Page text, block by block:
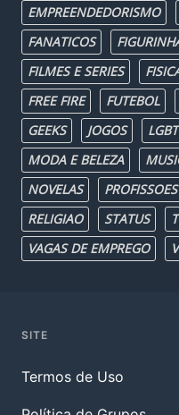
EMPREENDEDORISMO
FANATICOS
FILMES E SERIES
FREE FIRE
FUTEBOL
GEEKS
JOGOS LGBT
MODA E BELEZA
NOVELAS
PROFISSOES
RELIGIAO
STATUS
VAGAS DE EMPREGO
SITE
Termos de Uso